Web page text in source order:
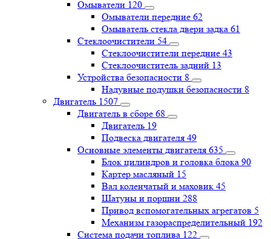
Омыватели 120
Омыватели передние 62
Омыватель стекла двери задка 61
Стеклоочистители 54
Стеклоочистители передние 43
Стеклоочиститель задний 13
Устройства безопасности 8
Надувные подушки безопасности 8
Двигатель 1507
Двигатель в сборе 68
Двигатель 19
Подвеска двигателя 49
Основные элементы двигателя 635
Блок цилиндров и головка блока 90
Картер масляный 15
Вал коленчатый и маховик 45
Шатуны и поршни 288
Привод вспомогательных агрегатов 5
Механизм газораспределительный 192
Система подачи топлива 122